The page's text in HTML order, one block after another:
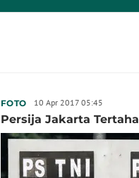
FOTO 10 Apr 2017 05:45
Persija Jakarta